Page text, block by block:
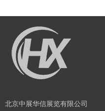
北京中展华信展览有限公司